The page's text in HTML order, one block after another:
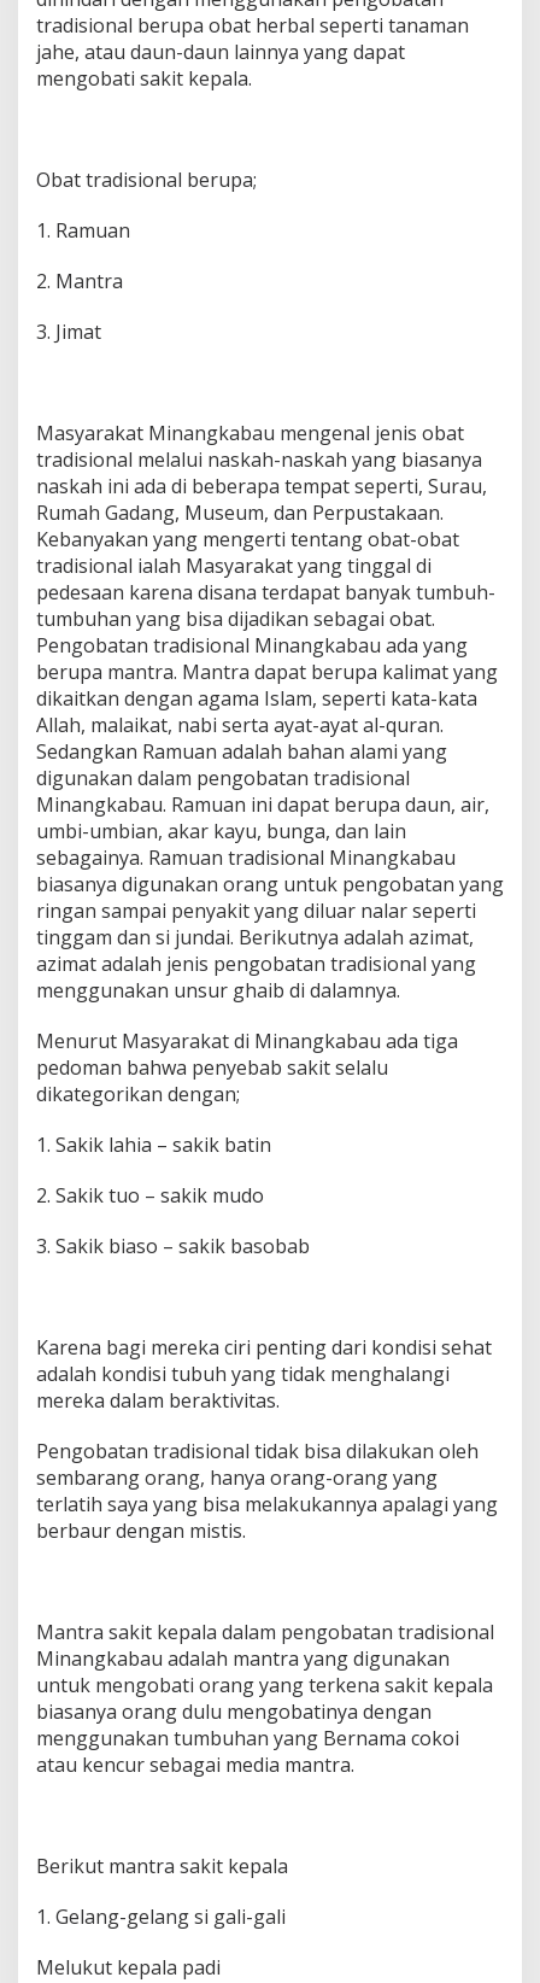
tradisional berupa obat herbal seperti tanaman
jahe, atau daun-daun lainnya yang dapat
mengobati sakit kepala.
Obat tradisional berupa;
1. Ramuan
2. Mantra
3. Jimat
Masyarakat Minangkabau mengenal jenis obat
tradisional melalui naskah-naskah yang biasanya
naskah ini ada di beberapa tempat seperti, Surau,
Rumah Gadang, Museum, dan Perpustakaan.
Kebanyakan yang mengerti tentang obat-obat
tradisional ialah Masyarakat yang tinggal di
pedesaan karena disana terdapat banyak tumbuh-
tumbuhan yang bisa dijadikan sebagai obat.
Pengobatan tradisional Minangkabau ada yang
berupa mantra. Mantra dapat berupa kalimat yang
dikaitkan dengan agama Islam, seperti kata-kata
Allah, malaikat, nabi serta ayat-ayat al-quran.
Sedangkan Ramuan adalah bahan alami yang
digunakan dalam pengobatan tradisional
Minangkabau. Ramuan ini dapat berupa daun, air,
umbi-umbian, akar kayu, bunga, dan lain
sebagainya. Ramuan tradisional Minangkabau
biasanya digunakan orang untuk pengobatan yang
ringan sampai penyakit yang diluar nalar seperti
tinggam dan si jundai. Berikutnya adalah azimat,
azimat adalah jenis pengobatan tradisional yang
menggunakan unsur ghaib di dalamnya.
Menurut Masyarakat di Minangkabau ada tiga
pedoman bahwa penyebab sakit selalu
dikategorikan dengan;
1. Sakik lahia – sakik batin
2. Sakik tuo – sakik mudo
3. Sakik biaso – sakik basobab
Karena bagi mereka ciri penting dari kondisi sehat
adalah kondisi tubuh yang tidak menghalangi
mereka dalam beraktivitas.
Pengobatan tradisional tidak bisa dilakukan oleh
sembarang orang, hanya orang-orang yang
terlatih saya yang bisa melakukannya apalagi yang
berbaur dengan mistis.
Mantra sakit kepala dalam pengobatan tradisional
Minangkabau adalah mantra yang digunakan
untuk mengobati orang yang terkena sakit kepala
biasanya orang dulu mengobatinya dengan
menggunakan tumbuhan yang Bernama cokoi
atau kencur sebagai media mantra.
Berikut mantra sakit kepala
1. Gelang-gelang si gali-gali
Melukut kepala padi